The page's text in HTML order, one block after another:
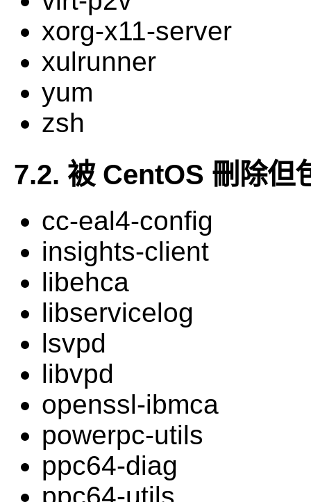
xorg-x11-server
xulrunner
yum
zsh
7.2. 被 CentOS 刪除但
cc-eal4-config
insights-client
libehca
libservicelog
lsvpd
libvpd
openssl-ibmca
powerpc-utils
ppc64-diag
ppc64-utils